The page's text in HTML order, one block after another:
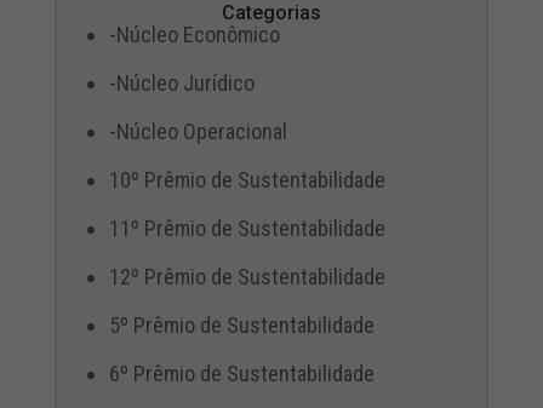
Categorias
-Núcleo Econômico
-Núcleo Jurídico
-Núcleo Operacional
10º Prêmio de Sustentabilidade
11º Prêmio de Sustentabilidade
12º Prêmio de Sustentabilidade
5º Prêmio de Sustentabilidade
6º Prêmio de Sustentabilidade